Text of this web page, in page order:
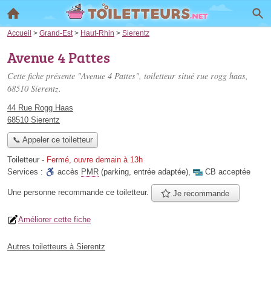
Accueil > Grand-Est > Haut-Rhin > Sierentz
Avenue 4 Pattes
Cette fiche présente "Avenue 4 Pattes", toiletteur situé rue rogg haas,
68510 Sierentz.
44 Rue Rogg Haas
68510 Sierentz
📞 Appeler ce toiletteur
Toiletteur - Fermé, ouvre demain à 13h
Services :
accès PMR (parking, entrée adaptée), CB acceptée
Une personne recommande ce toiletteur. Je recommande
Améliorer cette fiche
Autres toiletteurs à Sierentz